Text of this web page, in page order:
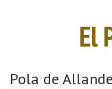
El
Pola de